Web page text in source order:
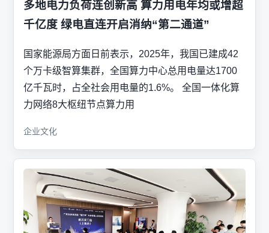
多地电力负荷连创新高 算力用电年均或增超
千亿度 绿电直连开启消纳“第二通道”
国家能源局方面日前表示，2025年，我国已建成42
个万卡级智算集群，全国算力中心总用电量达1700
亿千瓦时，占全社会用电量的1.6%。 全国一体化算
力网络8大枢纽节点算力用
企业文化